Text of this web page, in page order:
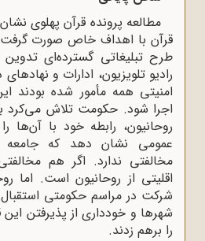
مطالعه پرونده قرآن پهلوی
قرآن با اهداف خاص صورت گرفت.
طرح تبلیغاتی گسترده‌ای
رادیو تلویزیون، ادارات و
امنیتی همه مأمور شده بودند
اجرا شود. حکومت تلاش می‌کرد
روحانیون، رابطه خود با آن‌ها
عمومی نشان دهد که جامعه
مخالفتی ندارد. اگر هم
اقلیتی از روحانیون است. اما
شرکت در مراسم حکومتی استقبال
شهرها و خودداری از پذیرفتن
را برهم زدند.